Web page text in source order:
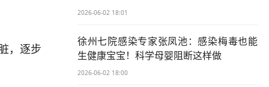
，逐步
2026-06-02 18:01
徐州七院感染专家张凤池：感染梅毒也能
生健康宝宝！科学母婴阻断这样做
2026-06-02 18:00